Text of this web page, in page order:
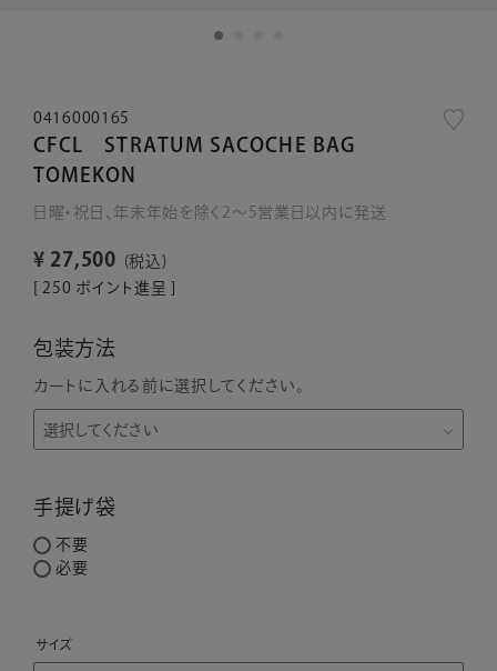
0416000165
CFCL STRATUM SACOCHE BAG
TOMEKON
日曜・祝日、年末年始を除く2～5営業日以内に発送
¥ 27,500
税込
250 ポイント進呈 ]
包装方法
カートに入れる前に選択してください。
手提げ袋
不要
必要
サイズ